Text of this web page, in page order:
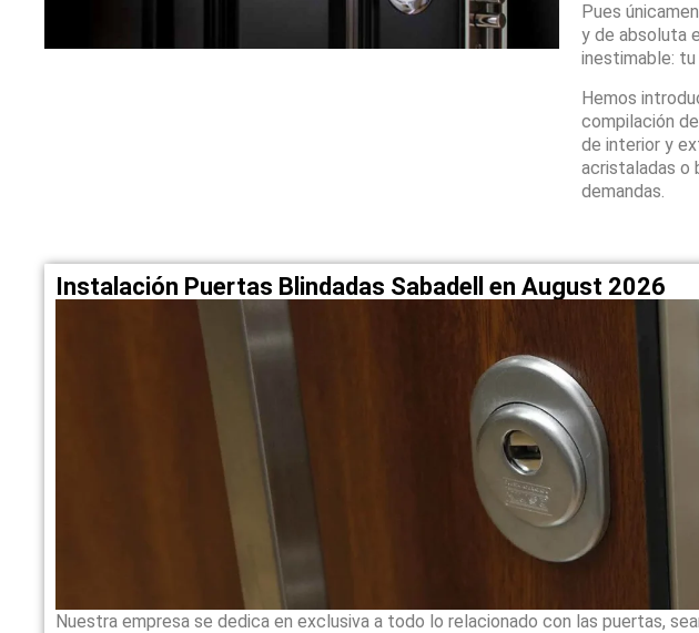
Pues
y de absoluta
inestimable:
Hemos
compilación
de interior y
acristaladas o
demandas.
Instalación Puertas Blindadas Sabadell en August 2026
Nuestra empresa se dedica en exclusiva a todo lo relacionado con las puertas,